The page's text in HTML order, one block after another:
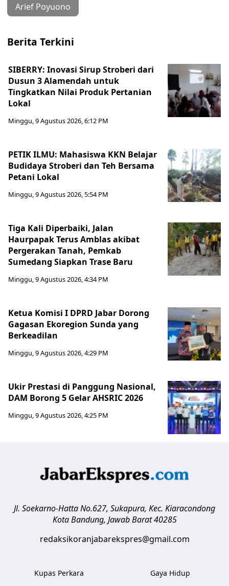
Arief Poyuono
Berita Terkini
SIBERRY: Inovasi Sirup Stroberi dari
Dusun 3 Alamendah untuk
Tingkatkan Nilai Produk Pertanian
Lokal
Minggu, 9 Agustus 2026, 6:12 PM
PETIK ILMU: Mahasiswa KKN Belajar
Budidaya Stroberi dan Teh Bersama
Petani Lokal
Minggu, 9 Agustus 2026, 5:54 PM
Tiga Kali Diperbaiki, Jalan
Haurpapak Terus Amblas akibat
Pergerakan Tanah, Pemkab
Sumedang Siapkan Trase Baru
Minggu, 9 Agustus 2026, 4:34 PM
Ketua Komisi I DPRD Jabar Dorong
Gagasan Ekoregion Sunda yang
Berkeadilan
Minggu, 9 Agustus 2026, 4:29 PM
Ukir Prestasi di Panggung Nasional,
DAM Borong 5 Gelar AHSRIC 2026
Minggu, 9 Agustus 2026, 4:25 PM
Jl. Soekarno-Hatta No.627, Sukapura, Kec. Kiaracondong
Kota Bandung, Jawab Barat 40285
redaksikoranjabarekspres@gmail.com
Kupas Perkara
Gaya Hidup